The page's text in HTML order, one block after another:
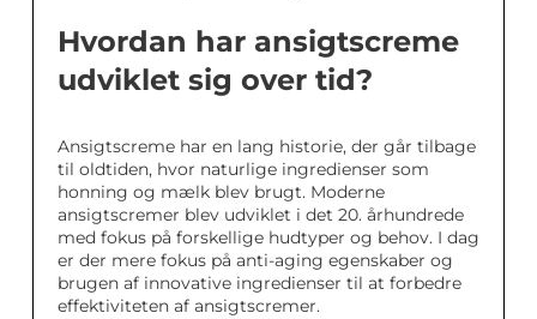
Hvordan har ansigtscreme
udviklet sig over tid?
Ansigtscreme har en lang historie, der går tilbage
til oldtiden, hvor naturlige ingredienser som
honning og mælk blev brugt. Moderne
ansigtscremer blev udviklet i det 20. århundrede
med fokus på forskellige hudtyper og behov. I dag
er der mere fokus på anti-aging egenskaber og
brugen af innovative ingredienser til at forbedre
effektiviteten af ansigtscremer.